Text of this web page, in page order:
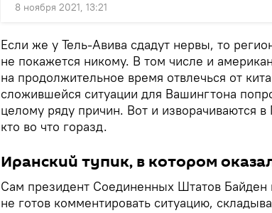
8 ноября 2021, 13:21
Если же у Тель-Авива сдадут нервы, то
не покажется никому. В том числе и
на продолжительное время отвлечься от
сложившейся ситуации для Вашингтона
целому ряду причин. Вот и изворачиваются
кто во что горазд.
Иранский тупик, в котором
Сам президент Соединенных Штатов Байден
не готов комментировать ситуацию,